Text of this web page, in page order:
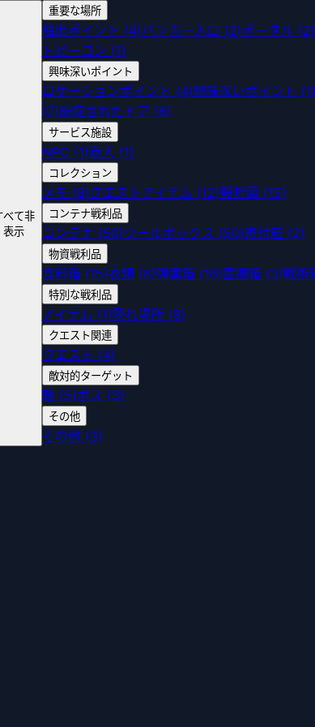
べて非
表示
重要な場所
抽出ポイント (4)バンカー入口 (2)ポータル (2)
トビーコン (1)
興味深いポイント
ロケーションポイント (4)興味深いポイント (1)
(7)施錠されたドア (6)
サービス施設
NPC (1)商人 (1)
コレクション
メモ (8)クエストアイテム (12)設計図 (15)
コンテナ戦利品
コンテナ (50)ツールボックス (50)寄付箱(2)
物資戦利品
食料箱(15)衣類(6)弾薬箱(16) 医療箱(3)戦術
特別な戦利品
アイテム (1) 隠れ場所(8)
クエスト関連
クエスト (4)
敵対的ターゲット
敵(5)ボス (3)
その他
その他(3)